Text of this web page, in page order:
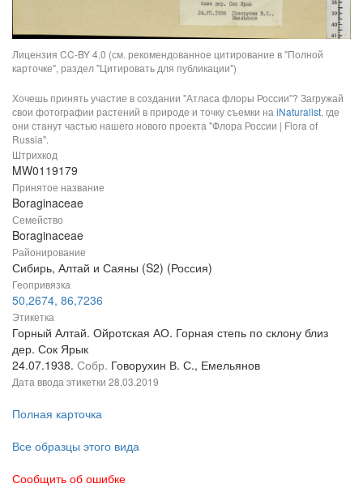
Лицензия CC-BY 4.0 (см. рекомендованное цитирование в "Полной
карточке", раздел "Цитировать для публикации")
Хочешь принять участие в создании "Атласа флоры России"? Загружай
свои фотографии растений в природе и точку съемки на iNaturalist, где
они станут частью нашего нового проекта "Флора России | Flora of
Russia".
Штрихкод
MW0119179
Принятое название
Boraginaceae
Семейство
Boraginaceae
Районирование
Сибирь, Алтай и Саяны (S2) (Россия)
Геопривязка
50,2674, 86,7236
Этикетка
Горный Алтай. Ойротская АО. Горная степь по склону близ
дер. Сок Ярык
24.07.1938. Собр. Говорухин В. С., Емельянов
Дата ввода этикетки 28.03.2019
Полная карточка
Все образцы этого вида
Сообщить об ошибке